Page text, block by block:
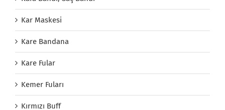
Kar Maskesi
Kare Bandana
Kare Fular
Kemer Fuları
Kırmızı Buff